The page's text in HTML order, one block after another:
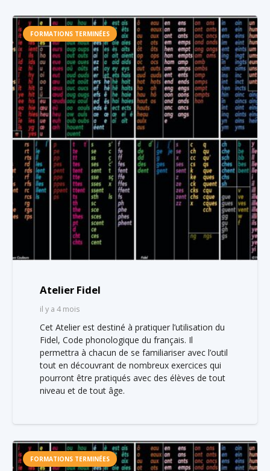
FORMATIONS TERMINÉES
Atelier Fidel
il y a 4 mois
Cet Atelier est destiné à pratiquer l’utilisation du
Fidel, Code phonologique du français. Il
permettra à chacun de se familiariser avec l’outil
tout en découvrant de nombreux exercices qui
pourront être pratiqués avec des élèves de tout
niveau et de tout âge.
FORMATIONS TERMINÉES